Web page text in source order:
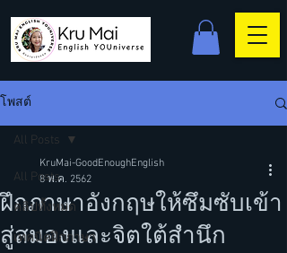
โพสต์
All Posts
คลิปทั้งหมด
เทคนิคฝึกภาษา
All Posts
ฝึกภาษาอังกฤษให้ซึมซับเข้า
สู่สมองและจิตใต้สำนึก
KruMai-GoodEnoughEnglish
8 พ.ค. 2562